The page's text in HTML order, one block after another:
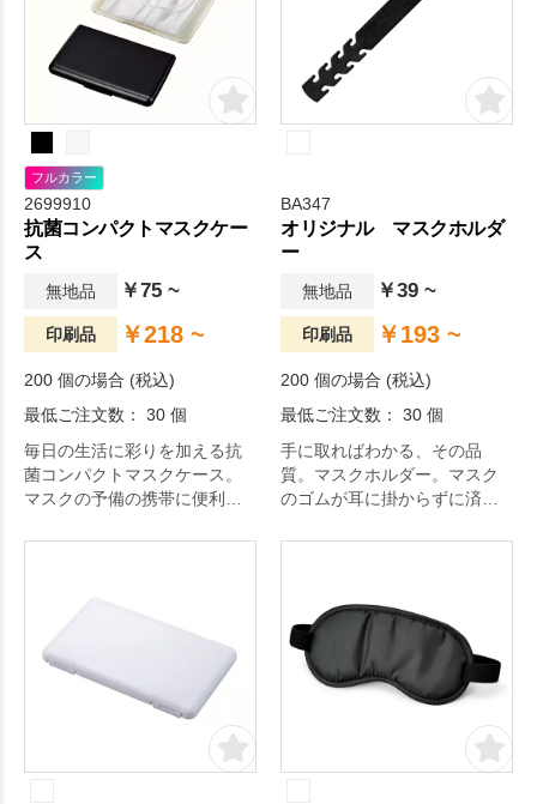
方へのユニフォームとしても
オススメです。サイズはMサイ
ズ、Lサイズの2種展開となっ
ております。
ッフの方へのユニフォームと
してもオススメです。サイズ
はMサイズ、Lサイズの2種展
開となっております。日々の
生活をちょっぴり豊かにする
フルカラー
2699910
抗菌コンパクトマスクケー
ス
無地品 ￥75 ~
印刷品 ￥218 ~
200 個の場合 (税込)
最低ご注文数： 30 個
毎日の生活に彩りを加える抗
菌コンパクトマスクケース。
マスクの予備の携帯に便利！
携帯マスクケースです。抗菌
活をちょっぴり豊かにするア
イテムです。
BA347
オリジナル マスクホルダ
ー
無地品 ￥39 ~
印刷品 ￥193 ~
200 個の場合 (税込)
最低ご注文数： 30 個
手に取ればわかる、その品
質。マスクホルダー。マスク
のゴムが耳に掛からずに済む